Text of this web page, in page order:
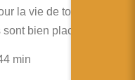
la vie de tous les
bien placées, car…
min